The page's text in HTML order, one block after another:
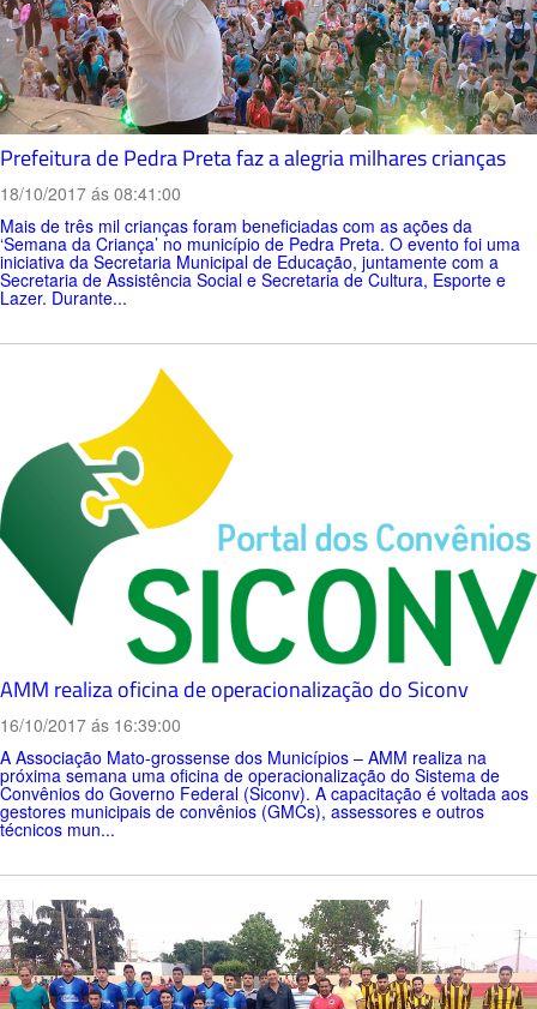
Prefeitura de Pedra Preta faz a alegria milhares crianças
18/10/2017 ás 08:41:00
Mais de três mil crianças foram beneficiadas com as ações da
‘Semana da Criança’ no município de Pedra Preta. O evento foi uma
iniciativa da Secretaria Municipal de Educação, juntamente com a
Secretaria de Assistência Social e Secretaria de Cultura, Esporte e
Lazer. Durante...
AMM realiza oficina de operacionalização do Siconv
16/10/2017 ás 16:39:00
A Associação Mato-grossense dos Municípios – AMM realiza na
próxima semana uma oficina de operacionalização do Sistema de
Convênios do Governo Federal (Siconv). A capacitação é voltada aos
gestores municipais de convênios (GMCs), assessores e outros
técnicos mun...